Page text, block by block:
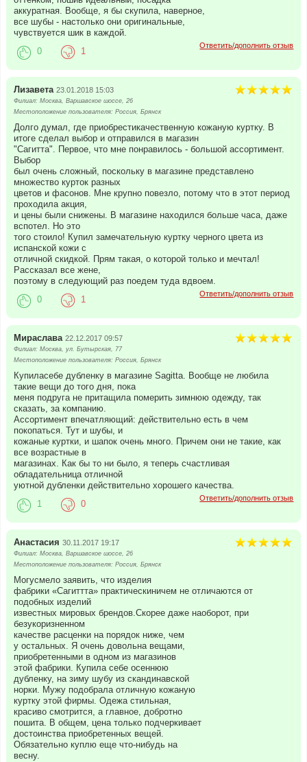
аккуратная. Вообще, я бы скупила, наверное,
все шубы - настолько они оригинальные,
чувствуется шик в каждой.
Ответить/дополнить отзыв
0 1
Лизавета 23.01.2018 15:03
Филиал: Москва, Варшавское шоссе, 26
Местоположение пользователя: Россия, Брянск
Долго думал, где приобрестикачественную кожаную куртку. В
итоге сделал выбор и отправился в магазин
"Сагитта". Первое, что мне понравилось - большой ассортимент.
Выбор
был очень сложный, поскольку в магазине представлено
множество курток разных
цветов и фасонов. Мне крупно повезло, потому что в этот период
проходила акция,
и цены были снижены. В магазине находился больше часа, даже
вспотел. Но это
того стоило! Купил замечательную куртку черного цвета из
испанской кожи с
отличной скидкой. Прям такая, о которой только и мечтал!
Рассказал все жене,
поэтому в следующий раз поедем туда вдвоем.
Ответить/дополнить отзыв
0 1
Мираслава 22.12.2017 09:57
Филиал: Москва, ул. Бутырская, 77
Местоположение пользователя: Россия, Брянск
Купиласебе дубленку в магазине Sagitta. Вообще не любила
такие вещи до того дня, пока
меня подруга не притащила померить зимнюю одежду, так
сказать, за компанию.
Ассортимент впечатляющий: действительно есть в чем
покопаться. Тут и шубы, и
кожаные куртки, и шапок очень много. Причем они не такие, как
все возрастные в
магазинах. Как бы то ни было, я теперь счастливая
обладательница отличной
уютной дубленки действительно хорошего качества.
Ответить/дополнить отзыв
1 0
Анастасия 30.11.2017 19:17
Филиал: Москва, Варшавское шоссе, 26
Местоположение пользователя: Россия, Брянск
Могусмело заявить, что изделия
фабрики «Сагиттта» практическиничем не отличаются от
подобных изделий
известных мировых брендов.Скорее даже наоборот, при
безукоризненном
качестве расценки на порядок ниже, чем
у остальных. Я очень довольна вещами,
приобретенными в одном из магазинов
этой фабрики. Купила себе осеннюю
дубленку, на зиму шубу из скандинавской
норки. Мужу подобрала отличную кожаную
куртку этой фирмы. Одежа стильная,
красиво смотрится, а главное, добротно
пошита. В общем, цена только подчеркивает
достоинства приобретенных вещей.
Обязательно куплю еще что-нибудь на
весну.